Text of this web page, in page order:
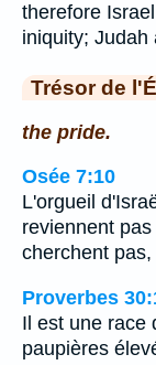
therefore
iniquity; Judah
Trésor de
the pride.
Osée 7:10
L'orgueil
reviennent
cherchent
Proverbes
Il est une race
paupières